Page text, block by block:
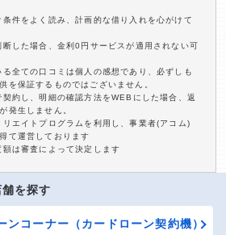
件をよく読み、計画的な借り入れを心がけて
した場合、金利0円サービスが適用されない可
全ての口コミは個人の感想であり、必ずしも
を保証するものではございません。
約し、明細の確認方法をWEBにした場合、返
発生しません。
エイトプログラムを利用し、事業者(アコム)
て運営しております
は審査によって決定します
を探す
ンコーナー（カードローン契約機）